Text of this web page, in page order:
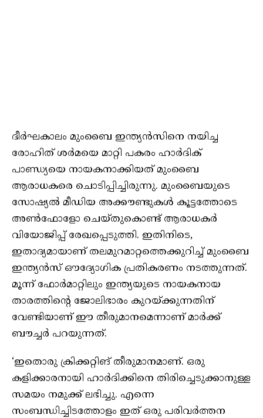
ദീർഘകാലം മുംബൈ ഇന്ത്യൻസിനെ നയിച്ച
രോഹിത് ശർമയെ മാറ്റി പകരം ഹാർദിക്
പാണ്ഡ്യയെ നായകനാക്കിയത് മുംബൈ
ആരാധകരെ ചൊടിപ്പിച്ചിരുന്നു. മുംബൈയുടെ
സോഷ്യൽ മീഡിയ അക്കൗണ്ടുകൾ കൂട്ടത്തോടെ
അൺഫോളോ ചെയ്തുകൊണ്ട് ആരാധകർ
വിയോജിപ്പ് രേഖപ്പെടുത്തി. ഇതിനിടെ,
ഇതാദ്യമായാണ് തലമുറമാറ്റത്തെക്കുറിച്ച് മുംബൈ
ഇന്ത്യൻസ് ഔദ്യോഗിക പ്രതികരണം നടത്തുന്നത്.
മൂന്ന് ഫോർമാറ്റിലും ഇന്ത്യയുടെ നായകനായ
താരത്തിൻ്റെ ജോലിഭാരം കുറയ്ക്കുന്നതിന്
വേണ്ടിയാണ് ഈ തീരുമാനമെന്നാണ് മാർക്ക്
ബൗച്ചർ പറയുന്നത്.
‘ഇതൊരു ക്രിക്കറ്റിങ് തീരുമാനമാണ്. ഒരു
കളിക്കാരനായി ഹാർദിക്കിനെ തിരിച്ചെടുക്കാനുള്ള
സമയം നമുക്ക് ലഭിച്ചു. എന്നെ
സംബന്ധിച്ചിടത്തോളം ഇത് ഒരു പരിവർത്തന